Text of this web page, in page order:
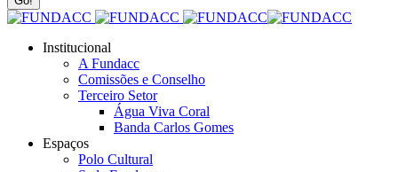
Institucional
A Fundacc
Comissões e Conselho
Terceiro Setor
Água Viva Coral
Banda Carlos Gomes
Espaços
Polo Cultural